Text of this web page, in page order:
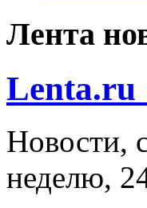
Лента
Lenta.ru
Новости,
неделю,